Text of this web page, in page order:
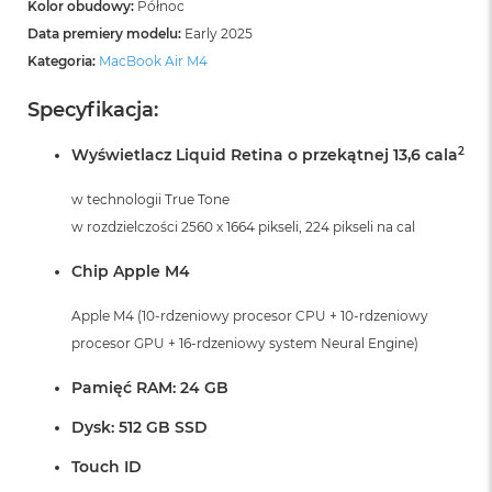
A
r
M
M
a
c
o
o
A
M
3
M
c
o
Kolor obudowy: Północ
Data premiery modelu: Early 2025
Kategoria: MacBook Air M4
Specyfikacja:
Wyświetlacz Liquid Retina o przekątnej 13,6 cala2
w technologii True Tone
w rozdzielczości 2560 x 1664 pikseli, 224 pikseli na cal
Chip Apple M4
Apple M4 (10-rdzeniowy procesor CPU + 10-rdzeniowy
procesor GPU + 16-rdzeniowy system Neural Engine)
Pamięć RAM: 24 GB
Dysk: 512 GB SSD
Touch ID